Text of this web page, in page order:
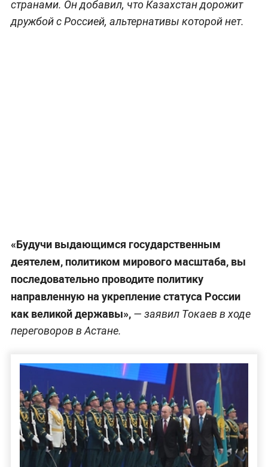
странами. Он добавил, что Казахстан дорожит
дружбой с Россией, альтернативы которой нет.
«Будучи выдающимся государственным
деятелем, политиком мирового масштаба, вы
последовательно проводите политику
направленную на укрепление статуса России
как великой державы», — заявил Токаев в ходе
переговоров в Астане.